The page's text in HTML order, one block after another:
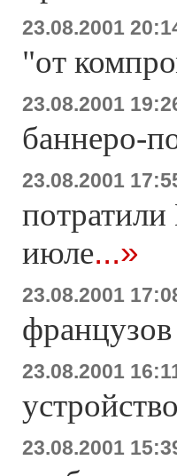
23.08.2001
"от
23.08.2001
баннеро-
23.08.2001
июле...»
23.08.2001
23.08.2001
23.08.2001